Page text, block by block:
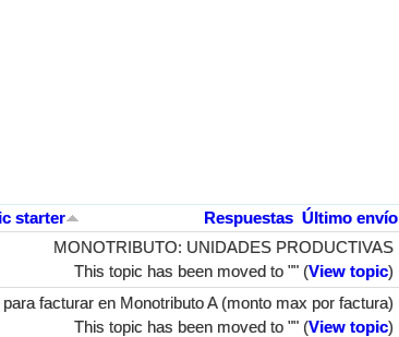
starter Respuestas Último envío
MONOTRIBUTO: UNIDADES PRODUCTIVAS
This topic has been moved to "" (View topic)
facturar en Monotributo A (monto max por factura)
This topic has been moved to "" (View topic)